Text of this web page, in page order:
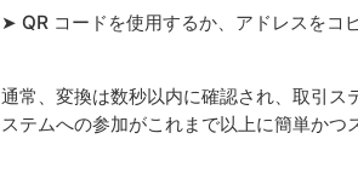
➤ QR コードを使用するか、アドレスをコ
通常、変換は数秒以内に確認され、取引
ステムへの参加がこれまで以上に簡単かつ